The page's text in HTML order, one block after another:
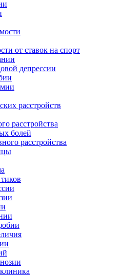
от ставок на спорт
депрессии
расстройств
расстройства
болей
расстройства